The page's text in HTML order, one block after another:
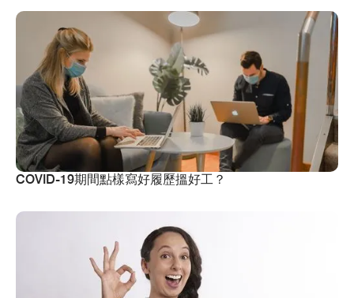
COVID-19期間點樣寫好履歷搵好工？